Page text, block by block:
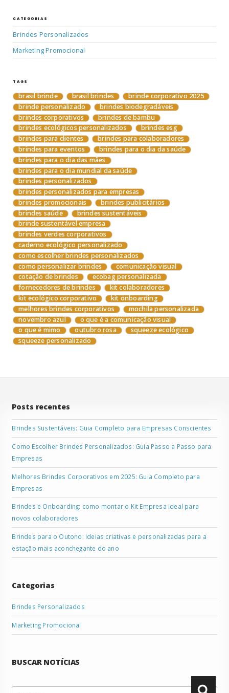
CATEGORIAS
Brindes Personalizados
Marketing Promocional
TAGS
brasil brinde brasil brindes
brinde corporativo 2025
brinde personalizado
brindes biodegradáveis
brindes corporativos
brindes de bambu
brindes ecológicos personalizados
brindes esg
brindes para clientes
brindes para colaboradores
brindes para eventos
brindes para o dia da saúde
brindes para o dia das mães
brindes para o dia mundial da saúde
brindes personalizados
brindes personalizados para empresas
brindes promocionais
brindes publicitários
brindes saúde
brindes sustentáveis
brinde sustentável empresa
brindes verdes corporativos
caderno ecológico personalizado
como escolher brindes personalizados
como personalizar brindes
comunicação visual
cotação de brindes
ecobag personalizada
fornecedores de brindes
kit colaboradores
kit ecológico corporativo
kit onboarding
melhores brindes corporativos
mochila personalizada
novembro azul
o que é a comunicação visual
o que é mimo
outubro rosa
squeeze ecológico
squeeze personalizado
Posts recentes
Brindes Sustentáveis: Guia Completo para Empresas Conscientes
Como Escolher Brindes Personalizados: Guia Passo a Passo para
Empresas
Melhores Brindes Corporativos em 2025: Guia Completo para
Empresas
Brindes e Onboarding: como montar o Kit Empresa ideal para
novos colaboradores
Brindes para o Outono: ideias criativas e personalizadas para a
estação mais aconchegante do ano
Categorias
Brindes Personalizados
Marketing Promocional
BUSCAR NOTÍCIAS